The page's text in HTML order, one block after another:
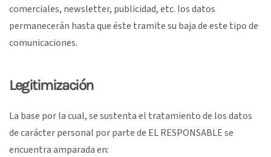
comerciales, newsletter, publicidad, etc. los datos
permanecerán hasta que éste tramite su baja de este tipo de
comunicaciones.
Legitimización
La base por la cual, se sustenta el tratamiento de los datos
de carácter personal por parte de EL RESPONSABLE se
encuentra amparada en: